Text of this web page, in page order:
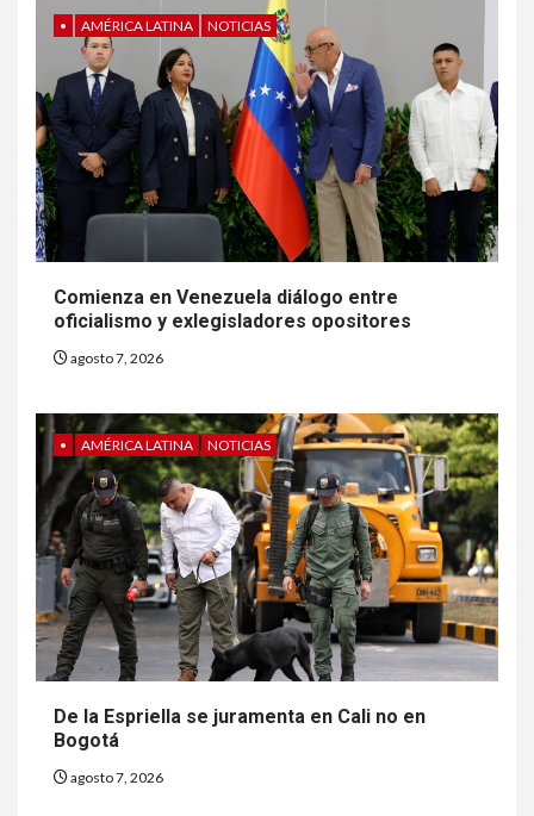
• AMÉRICA LATINA NOTICIAS
Comienza en Venezuela diálogo entre
oficialismo y exlegisladores opositores
agosto 7, 2026
• AMÉRICA LATINA NOTICIAS
De la Espriella se juramenta en Cali no en
Bogotá
agosto 7, 2026
6
HOGAR Y SALUD
Gas radón exige atención de
compradores e inquilinos
7